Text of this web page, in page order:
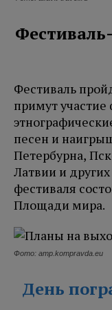
Фестиваль
примут
песен и
Петербурна,
Латвии и
фестиваля
Площади мира.
Фото: amp.kompravda.eu
День